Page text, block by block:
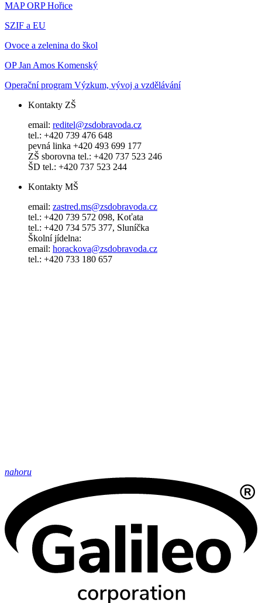
MAP ORP Hořice
SZIF a EU
Ovoce a zelenina do škol
OP Jan Amos Komenský
Operační program Výzkum, vývoj a vzdělávání
Kontakty ZŠ
email: reditel@zsdobravoda.cz
tel.: +420 739 476 648
pevná linka +420 493 699 177
ZŠ sborovna tel.: +420 737 523 246
ŠD tel.: +420 737 523 244
Kontakty MŠ
email: zastred.ms@zsdobravoda.cz
tel.: +420 739 572 098, Koťata
tel.: +420 734 575 377, Sluníčka
Školní jídelna:
email: horackova@zsdobravoda.cz
tel.: +420 733 180 657
nahoru